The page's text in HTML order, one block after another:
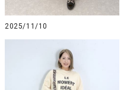
2025/11/10